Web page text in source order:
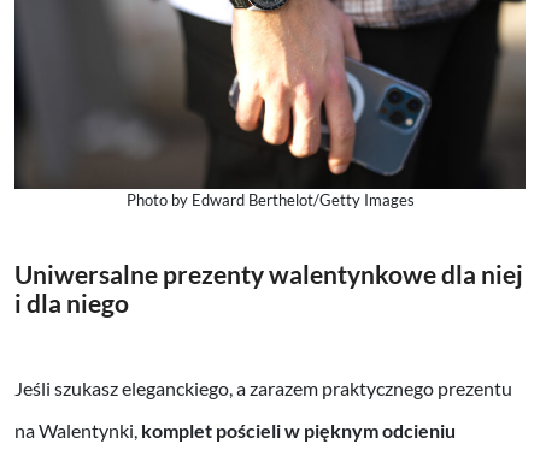
Photo by Edward Berthelot/Getty Images
Uniwersalne prezenty walentynkowe dla niej
i dla niego
Jeśli szukasz eleganckiego, a zarazem praktycznego prezentu
na Walentynki, komplet pościeli w pięknym odcieniu